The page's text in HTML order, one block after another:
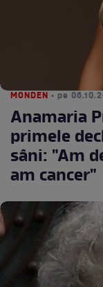
MONDEN • pe
Anamaria
primele
sâni: "Am
am cancer"